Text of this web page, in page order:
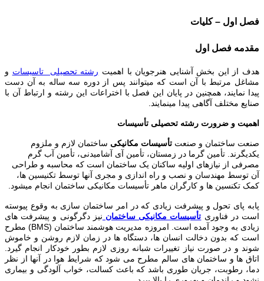
فصل اول – کلیات
مقدمه فصل اول
هدف از این بخش آشنایی هنرجویان با اهمیت رشته تحصیلی تاسیسات و
مشاغل مرتبط با آن است که میتوانند پس از دوره سه ساله به آن دست
پیدا نمایند، همچنین در پایان این فصل با اختراعات این رشته و ارتباط آن با
صنایع مختلف آگاهی پیدا مینمایند.
اهمیت و ضرورت رشته تحصیلی تأسیسات
صنعت ساختمان و صنعت تأسیسات مکانیکی ساختمان لازم و ملزوم
یکدیگرند. تأمین گرما در زمستان، تأمین آی آشامیدنی، تأمین آب گرم
مصرفی از نیازهای اولیه ساکنان یک ساختمان است که محاسبه و طراحی
آن توسط مهندسان و نصب و راه اندازی و مجری آنها توسط تکنیسین ها،
کمک تکنسین ها و کارگران ماهر تأسیسات مکانیکی ساختمان انجام میشود.
پابه پای تحول و پیشرفت زیادی که در امر ساختمان سازی به وقوع پیوسته
است در فناوری تأسیسات مکانیکی ساختمان نیز دگرگونی و پیشرفت های
زیادی به وجود آمده است. امروزه مدیریت هوشمند ساختمان (BMS) مطرح
است که بدون دخالت انسان ها، دستگاه ها در زمان لازم روشن و خاموش
شوند و در صورت نیاز تغییرات شبانه روزی لازم بطور خودکار انجام گیرد.
اتاق ها و ساختمان های سالم مطرح می شود که شرایط هوا در آنها از نظر
دما، رطوبت، جریان طوری باشد که باعث کسالت، خواب آلودگی و بیماری